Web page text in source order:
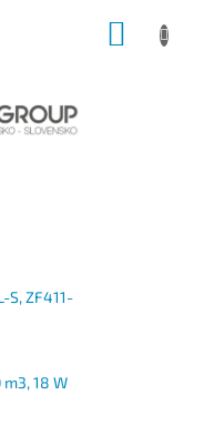
S, ZF411-
18 W